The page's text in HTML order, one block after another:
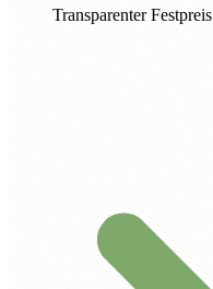
Transparenter Festpreis